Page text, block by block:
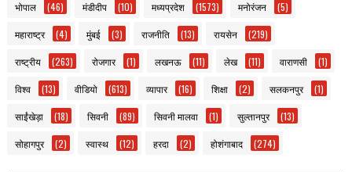
भोपाल (46) मंडीदीप (10) मध्यप्रदेश (1573) मनोरंजन (5)
महाराष्ट्र (4) मुंबई (3) राजनीति (13) रायसेन (219)
राष्ट्रीय (263) रोजगार (1) लखनऊ (11) लेख (11) वाराणसी (1)
विश्व (13) वीडियो (613) व्यापार (16) शिक्षा (2) सलकनपुर (1)
साईंखेड़ा (18) सिवनी (89) सिवनी मालवा (1) सुल्तानपुर (13)
सोहागपुर (2) स्वास्थ (12) हरदा (2) होशंगाबाद (274)